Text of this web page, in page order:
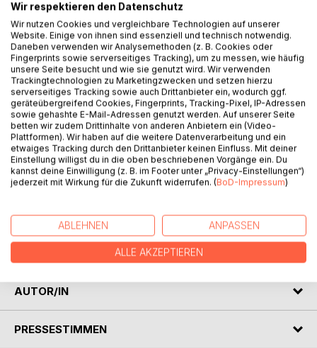
Auf die Merkliste
Titel bewerten
BESCHREIBUNG
Sie möchte hier ein wenig Abstand von der Hektik der
Stadt gewinnen. Zwar lächelt ihr gleich ein Mann zu, aber er
enttäuschen - und die Nächte sind hier lang, wie es
aussieht. Sie erlebt eine Überraschung - und da ist noch ein
AUTOR/IN
PRESSESTIMMEN
Wir respektieren den Datenschutz
Wir nutzen Cookies und vergleichbare Technologien auf unserer
Website. Einige von ihnen sind essenziell und technisch notwendig.
Daneben verwenden wir Analysemethoden (z. B. Cookies oder
Fingerprints sowie serverseitiges Tracking), um zu messen, wie häufig
unsere Seite besucht und wie sie genutzt wird. Wir verwenden
Trackingtechnologien zu Marketingzwecken und setzen hierzu
serverseitiges Tracking sowie auch Drittanbieter ein, wodurch ggf.
geräteübergreifend Cookies, Fingerprints, Tracking-Pixel, IP-Adressen
sowie gehashte E-Mail-Adressen genutzt werden. Auf unserer Seite
betten wir zudem Drittinhalte von anderen Anbietern ein (Video-
Plattformen). Wir haben auf die weitere Datenverarbeitung und ein
etwaiges Tracking durch den Drittanbieter keinen Einfluss. Mit deiner
Einstellung willigst du in die oben beschriebenen Vorgänge ein. Du
kannst deine Einwilligung (z. B. im Footer unter „Privacy-Einstellungen“)
jederzeit mit Wirkung für die Zukunft widerrufen. (BoD-Impressum)
ABLEHNEN ANPASSEN
ALLE AKZEPTIEREN